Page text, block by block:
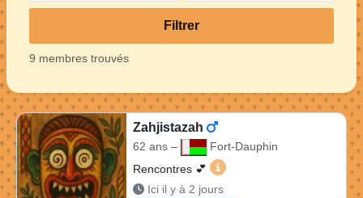
Filtrer
9 membres trouvés
Zahjistazah
62 ans –
Fort-Dauphin
Rencontres 💕
Zahjistazah 62 ans à
Ici il y à 2 jours